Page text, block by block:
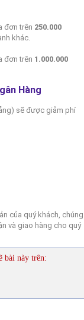
đơn trên 250.000
khác.
đơn trên 1.000.000
Hàng
sẽ được giảm phí
của quý khách, chúng
và giao hàng cho quý
bài này trên: